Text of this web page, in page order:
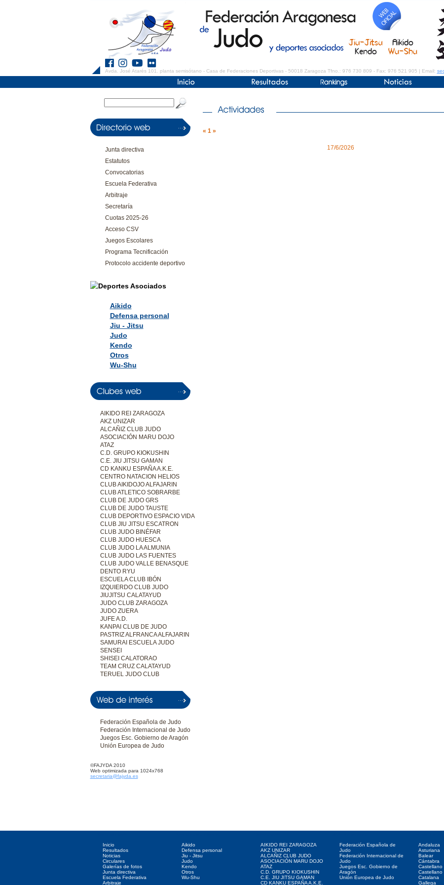
Avda. José Atarés 101. planta semisótano - Casa de Federaciones Deportivas - 50018 Zaragoza Tfno.: 976 730 809 - Fax: 976 521 905 | Email:
Junta directiva
Estatutos
Convocatorias
Escuela Federativa
Arbitraje
Secretaría
Cuotas 2025-26
Acceso CSV
Juegos Escolares
Programa Tecnificación
Protocolo accidente deportivo
Aikido
Defensa personal
Jiu - Jitsu
Judo
Kendo
Otros
Wu-Shu
AIKIDO REI ZARAGOZA
AKZ UNIZAR
ALCAÑIZ CLUB JUDO
ASOCIACIÓN MARU DOJO
ATAZ
C.D. GRUPO KIOKUSHIN
C.E. JIU JITSU GAMAN
CD KANKU ESPAÑA A.K.E.
CENTRO NATACION HELIOS
CLUB AIKIDOJO ALFAJARIN
CLUB ATLETICO SOBRARBE
CLUB DE JUDO GRS
CLUB DE JUDO TAUSTE
CLUB DEPORTIVO ESPACIO VIDA
CLUB JIU JITSU ESCATRON
CLUB JUDO BINÉFAR
CLUB JUDO HUESCA
CLUB JUDO LA ALMUNIA
CLUB JUDO LAS FUENTES
CLUB JUDO VALLE BENASQUE
DENTO RYU
ESCUELA CLUB IBÓN
IZQUIERDO CLUB JUDO
JIUJITSU CALATAYUD
JUDO CLUB ZARAGOZA
JUDO ZUERA
JUFE A.D.
KANPAI CLUB DE JUDO
PASTRIZ ALFRANCA ALFAJARIN
SAMURAI ESCUELA JUDO
SENSEI
SHISEI CALATORAO
TEAM CRUZ CALATAYUD
TERUEL JUDO CLUB
Federación Española de Judo
Federación Internacional de Judo
Juegos Esc. Gobierno de Aragón
Unión Europea de Judo
©FAJYDA 2010
Web optimizada para 1024x768
secretaria@fajyda.es
« 1 »
17/6/2026
Inicio
Resultados
Noticias
Circulares
Galerías de fotos
Junta directiva
Escuela Federativa
Arbitraje
Aikido
Defensa personal
Jiu - Jitsu
Judo
Kendo
Otros
Wu-Shu
AIKIDO REI ZARAGOZA
AKZ UNIZAR
ALCAÑIZ CLUB JUDO
ASOCIACIÓN MARU DOJO
ATAZ
C.D. GRUPO KIOKUSHIN
C.E. JIU JITSU GAMAN
CD KANKU ESPAÑA A.K.E.
Federación Española de
Judo
Federación Internacional de
Judo
Juegos Esc. Gobierno de
Aragón
Unión Europea de Judo
Andaluza
Asturiana
Balear
Cántabra
Castellano
Castellano
Catalana
Gallega